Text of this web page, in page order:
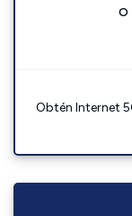
o
Obtén Internet